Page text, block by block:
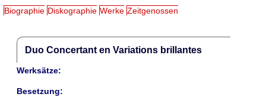
Biographie Diskographie Werke Zeitgenossen
Duo Concertant en Variations brillantes
Werksätze:
Besetzung: